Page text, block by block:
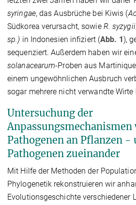
syringae, das Ausbrüche bei Kiwis (
Südkorea verursacht, sowie R. syzygii
sp.) in Indonesien infiziert (Abb. 1 ),
sequenziert. Außerdem haben wir
solanacearum-Proben aus
einem ungewöhnlichen Ausbruch
sogar mehrere nicht verwandte Wirte
Untersuchung der
Anpassungsmechanismen
Pathogenen an Pflanzen -
Pathogenen zueinander
Mit Hilfe der Methoden der
Phylogenetik rekonstruieren wir
Evolutionsgeschichte verschiedener